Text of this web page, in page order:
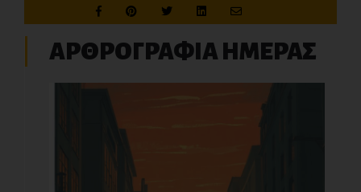
ΑΡΘΡΟΓΡΑΦΙΑ ΗΜΕΡΑΣ